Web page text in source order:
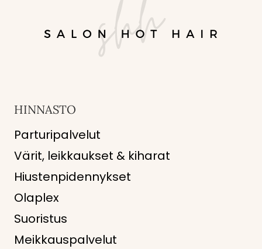
HINNASTO
Parturipalvelut
Värit, leikkaukset & kiharat
Hiustenpidennykset
Olaplex
Suoristus
Meikkauspalvelut